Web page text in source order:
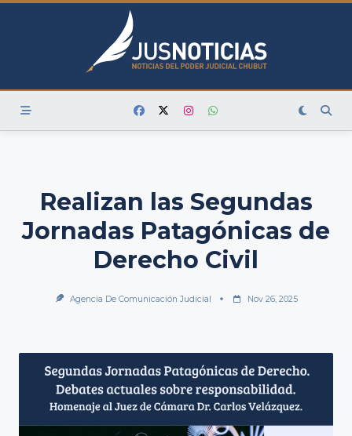
Skip
Realizan las Segundas
Jornadas Patagónicas de
Derecho Civil
Agencia De Comunicación Judicial Nov 26, 2025